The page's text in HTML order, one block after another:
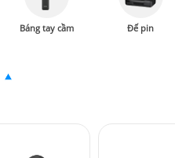
Báng tay cầm Đế pin